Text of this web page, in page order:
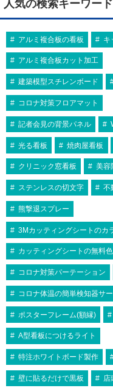
人気の検索キーワード
アルミ複合板の看板 キ
アルミ複合板カット加工
建築模型スチレンボード
コロナ対策フロアマット
記者会見の背景パネル
光る看板 焼肉屋看板
クリニック窓看板 美容
ステンレスの切文字 不
熊撃退スプレー
3Mカッティングシートのカ
カッティングシートの無料
コロナ対策パーテーション
コロナ体温の簡単検知器サ
ポスターフレーム(額縁)
A型看板につけるライト
特注ホワイトボード製作
壁に貼るだけで黒板 店